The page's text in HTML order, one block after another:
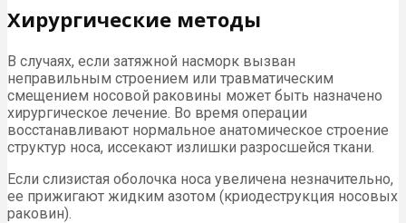
Хирургические методы
В случаях, если затяжной насморк вызван
неправильным строением или травматическим
смещением носовой раковины может быть назначено
хирургическое лечение. Во время операции
восстанавливают нормальное анатомическое строение
структур носа, иссекают излишки разросшейся ткани.
Если слизистая оболочка носа увеличена незначительно,
ее прижигают жидким азотом (криодеструкция носовых
раковин).